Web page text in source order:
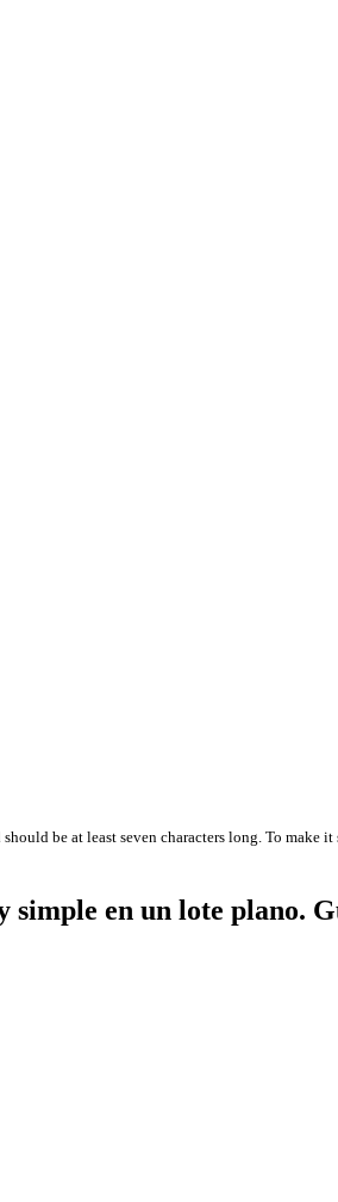
be at least seven characters long. To make
simple en un lote plano.